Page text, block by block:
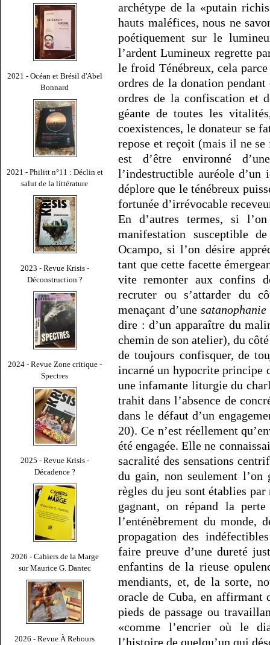
2021 - Océan et Brésil d'Abel
Bonnard
2021 - Philitt n°11 : Déclin et
salut de la littérature
2023 - Revue Krisis -
Déconstruction ?
2024 - Revue Zone critique -
Spectres
2025 - Revue Krisis -
Décadence ?
2026 - Cahiers de la Marge
sur Maurice G. Dantec
2026 - Revue À Rebours
archétype de la «putain
hauts maléfices, nous ne
poétiquement sur le
l’ardent Lumineux regrette
le froid Ténébreux, cela
ordres de la donation
ordres de la confiscation et
géante de toutes les
coexistences, le donateur se
repose et reçoit (mais il ne
est d’être environné
l’indestructible auréole
déplore que le ténébreux
fortunée d’irrévocable
En d’autres termes, si
manifestation susceptible
Ocampo, si l’on désire
tant que cette facette
vite remonter aux confins
recruter ou s’attarder du
menaçant d’unesatanophanie
dire : d’un apparaître du
chemin de son atelier), du
de toujours confisquer, de
incarné un hypocrite principe
une infamante liturgie du
trahit dans l’absence de
dans le défaut d’un
20). Ce n’est réellement
été engagée. Elle ne
sacralité des sensations
du gain, non seulement l’on
règles du jeu sont établies
gagnant, on répand la
l’enténèbrement du monde,
propagation des
faire preuve d’une dureté
enfantins de la rieuse
mendiants, et, de la sorte,
oracle de Cuba, en affirmant
pieds de passage ou
«comme l’encrier où le
l’histoire de quelqu’un qui